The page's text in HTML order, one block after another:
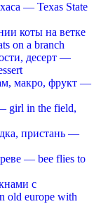
— Texas State
коты на ветке
on a branch
десерт —
макро, фрукт —
girl in the field,
пристань —
— bee flies to
с
old europe with